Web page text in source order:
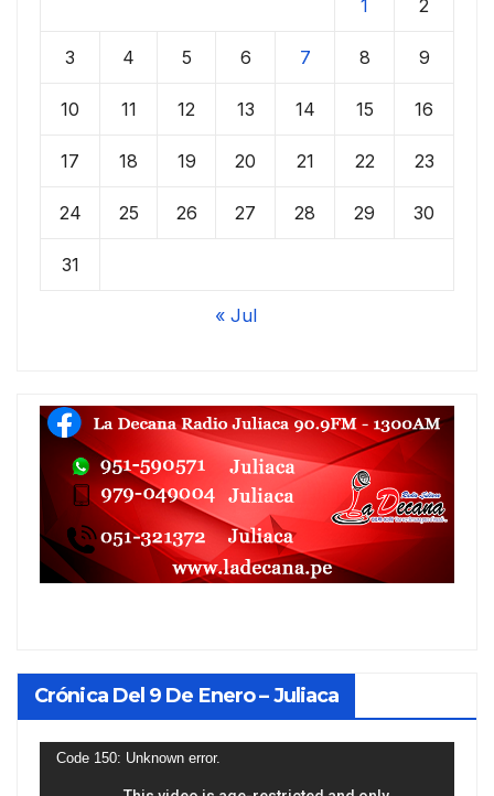
1 2
3 4 5 6 7 8 9
10 11 12 13 14 15 16
17 18 19 20 21 22 23
24 25 26 27 28 29 30
31
« Jul
Crónica Del 9 De Enero – Juliaca
Reproductor
Code 150: Unknown error.